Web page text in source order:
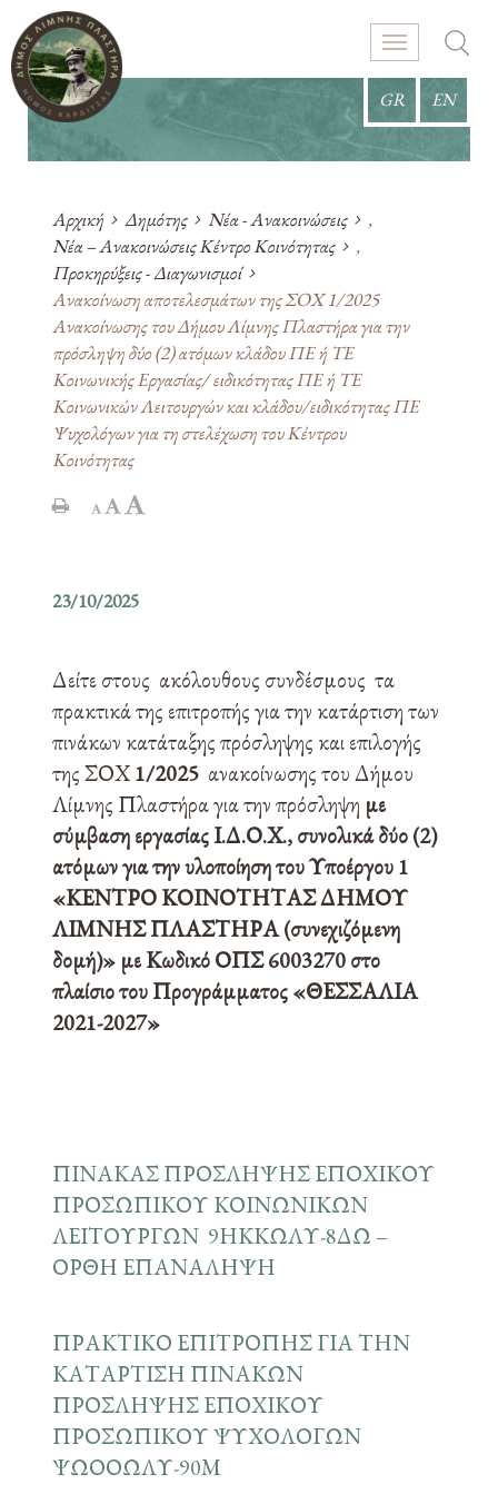
GR EN
Αρχική Δημότης Νέα - Ανακοινώσεις
,
Νέα – Ανακοινώσεις Κέντρο Κοινότητας
,
Προκηρύξεις - Διαγωνισμοί
Ανακοίνωση αποτελεσμάτων της ΣΟΧ 1/2025
Ανακοίνωσης του Δήμου Λίμνης Πλαστήρα για την
πρόσληψη δύο (2) ατόμων κλάδου ΠΕ ή ΤΕ
Κοινωνικής Εργασίας/ ειδικότητας ΠΕ ή ΤΕ
Κοινωνικών Λειτουργών και κλάδου/ειδικότητας ΠΕ
Ψυχολόγων για τη στελέχωση του Κέντρου
Κοινότητας
23/10/2025
Δείτε στους ακόλουθους συνδέσμους τα
πρακτικά της επιτροπής για την κατάρτιση των
πινάκων κατάταξης πρόσληψης και επιλογής
της ΣΟΧ1/2025 ανακοίνωσης του Δήμου
Λίμνης Πλαστήρα για την πρόσληψη με
σύμβαση εργασίας Ι.Δ.Ο.Χ., συνολικά δύο (2)
ατόμων για την υλοποίηση του Υποέργου 1
«ΚΕΝΤΡΟ ΚΟΙΝΟΤΗΤΑΣ ΔΗΜΟΥ
ΛΙΜΝΗΣ ΠΛΑΣΤΗΡΑ (συνεχιζόμενη
δομή)» με Κωδικό ΟΠΣ 6003270 στο
πλαίσιο του Προγράμματος «ΘΕΣΣΑΛΙΑ
2021-2027»
ΠΙΝΑΚΑΣ ΠΡΟΣΛΗΨΗΣ ΕΠΟΧΙΚΟΥ
ΠΡΟΣΩΠΙΚΟΥ ΚΟΙΝΩΝΙΚΩΝ
ΛΕΙΤΟΥΡΓΩΝ 9ΗΚΚΩΛΥ-8ΔΩ –
ΟΡΘΗ ΕΠΑΝΑΛΗΨΗ
ΠΡΑΚΤΙΚΟ ΕΠΙΤΡΟΠΗΣ ΓΙΑ ΤΗΝ
ΚΑΤΑΡΤΙΣΗ ΠΙΝΑΚΩΝ
ΠΡΟΣΛΗΨΗΣ ΕΠΟΧΙΚΟΥ
ΠΡΟΣΩΠΙΚΟΥ ΨΥΧΟΛΟΓΩΝ
ΨΩΟΟΩΛΥ-90Μ